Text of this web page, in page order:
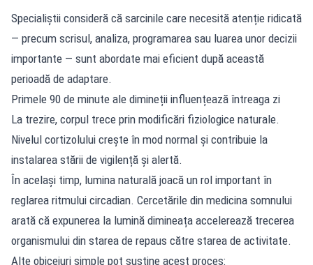
Specialiștii consideră că sarcinile care necesită atenție ridicată
— precum scrisul, analiza, programarea sau luarea unor decizii
importante — sunt abordate mai eficient după această
perioadă de adaptare.
Primele 90 de minute ale dimineții influențează întreaga zi
La trezire, corpul trece prin modificări fiziologice naturale.
Nivelul cortizolului crește în mod normal și contribuie la
instalarea stării de vigilență și alertă.
În același timp, lumina naturală joacă un rol important în
reglarea ritmului circadian. Cercetările din medicina somnului
arată că expunerea la lumină dimineața accelerează trecerea
organismului din starea de repaus către starea de activitate.
Alte obiceiuri simple pot susține acest proces: